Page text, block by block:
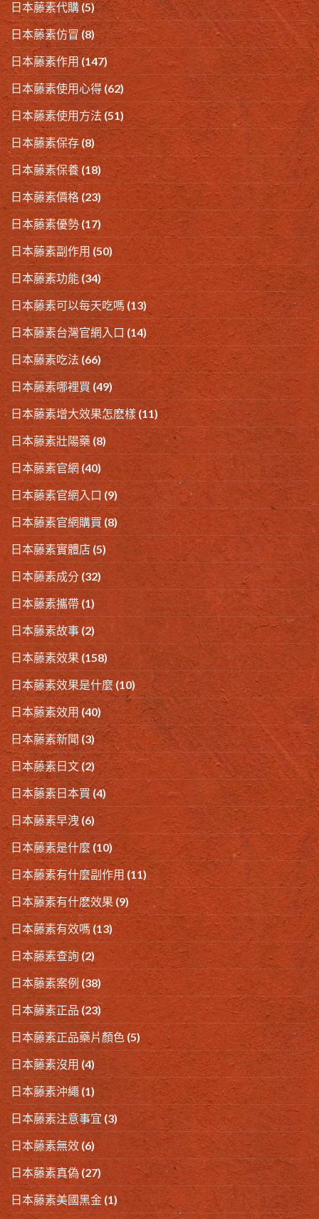
日本藤素代購 (5)
日本藤素仿冒(8)
日本藤素作用 (147)
日本藤素使用心得 (62)
日本藤素使用方法(51)
日本藤素保存(8)
日本藤素保養(18)
日本藤素價格 (23)
日本藤素優勢(17)
日本藤素副作用 (50)
日本藤素功能 (34)
日本藤素可以每天吃嗎 (13)
日本藤素台灣官網入口 (14)
日本藤素吃法 (66)
日本藤素哪裡買 (49)
日本藤素增大效果怎麽樣(11)
日本藤素壯陽藥 (8)
日本藤素官網 (40)
日本藤素官網入口 (9)
日本藤素官網購買(8)
日本藤素實體店 (5)
日本藤素成分 (32)
日本藤素攜帶(1)
日本藤素故事 (2)
日本藤素效果 (158)
日本藤素效果是什麼 (10)
日本藤素效用 (40)
日本藤素新聞 (3)
日本藤素日文(2)
日本藤素日本買(4)
日本藤素早洩 (6)
日本藤素是什麼 (10)
日本藤素有什麼副作用 (11)
日本藤素有什麽效果 (9)
日本藤素有效嗎 (13)
日本藤素查詢(2)
日本藤素案例 (38)
日本藤素正品 (23)
日本藤素正品藥片顏色 (5)
日本藤素沒用 (4)
日本藤素沖繩 (1)
日本藤素注意事宜 (3)
日本藤素無效 (6)
日本藤素真偽 (27)
日本藤素美國黑金 (1)